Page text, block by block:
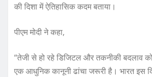
की दिशा में ऐतिहासिक कदम बताया।
पीएम मोदी ने कहा,
“तेजी से हो रहे डिजिटल और तकनीकी बदलाव
एक आधुनिक कानूनी ढांचा जरूरी है। भारत इस